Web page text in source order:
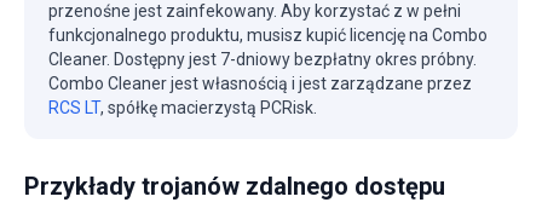
przenośne jest zainfekowany. Aby korzystać z w pełni
funkcjonalnego produktu, musisz kupić licencję na Combo
Cleaner. Dostępny jest 7-dniowy bezpłatny okres próbny.
Combo Cleaner jest własnością i jest zarządzane przez
RCS LT, spółkę macierzystą PCRisk.
Przykłady trojanów zdalnego dostępu